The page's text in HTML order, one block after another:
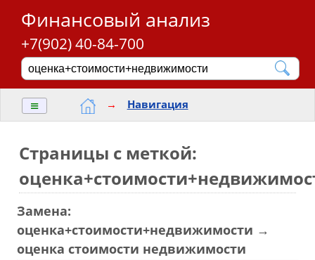
Финансовый анализ
+7(902) 40-84-700
≡ → Навигация
Страницы с меткой:
Замена:
оценка+стоимости+недвижимости →
оценка стоимости недвижимости